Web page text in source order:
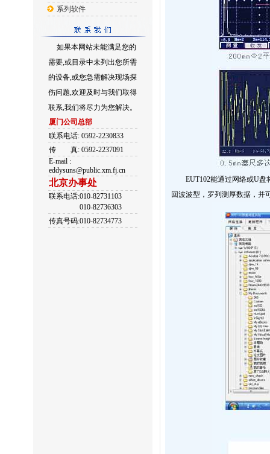
系列软件
如果本网站未能满足您的
需要,或目录中未列出您所需
的设备,或您急需解决现场探
伤问题,欢迎及时与我们取得
联系,我们将尽力为您解决。
厦门公司总部
联系电话: 0592-2230833
传
真: 0592-2237091
E-mail :
eddysuns@public.xm.fj.cn
北京办事处
联系电话:010-82731103
010-82736303
传真号码:010-82734773
EUT102能通过网络或U盘
回波波型，罗列测厚数据，并